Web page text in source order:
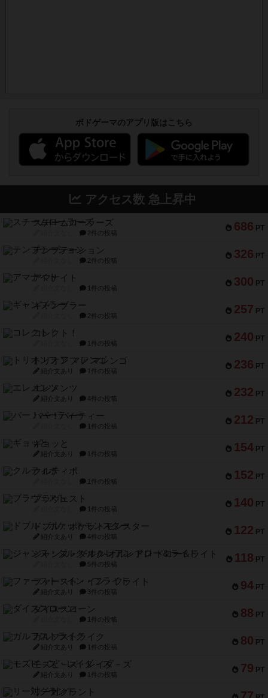
ボドゲーマのアプリ版はこちら
アクセス数 急上昇中
686 PT
スチームローラーズ
2件の投稿
326 PT
テンプテーション
2件の投稿
300 PT
アマナイト
1件の投稿
257 PT
ギャンブラー
2件の投稿
240 PT
コレクト！
1件の投稿
236 PT
トリオンフ ア マレンゴ
紹介文あり 1件の投稿
232 PT
エレメンツ
紹介文あり 4件の投稿
212 PT
バー！パーティー
1件の投稿
154 PT
ギョッと
紹介文あり 1件の投稿
152 PT
クルティボ
1件の投稿
140 PT
ブラヴェスト
1件の投稿
122 PT
ドブル：ポケットモンスター
紹介文あり 4件の投稿
118 PT
ジャンヌ・ダルク-オルレアン ドロー＆ライト
5件の投稿
94 PT
ファースト・イン・フライト
紹介文あり 3件の投稿
88 PT
ダイススローン
1件の投稿
80 PT
ガルフストライク
紹介文あり 1件の投稿
79 PT
モズビ－ズ・レイダ－ズ
紹介文あり 1件の投稿
リー対グラント